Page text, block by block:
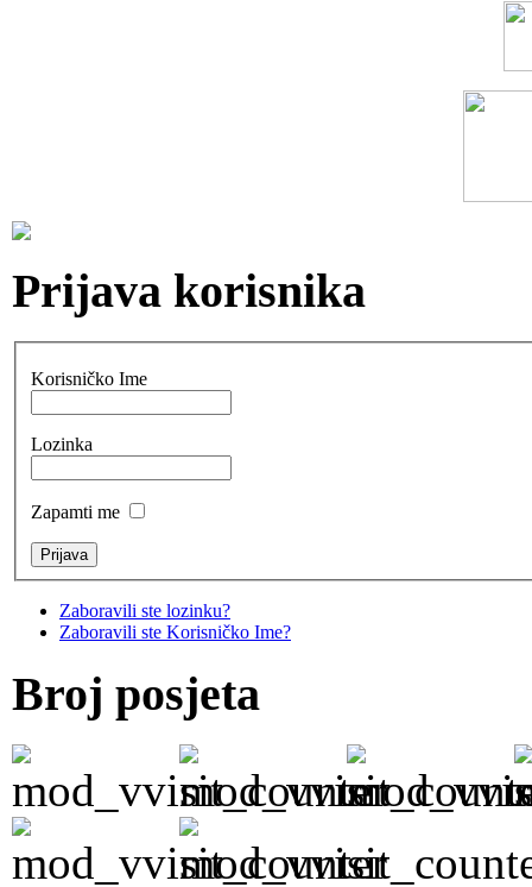
Prijava korisnika
Korisničko Ime
Lozinka
Zapamti me
Zaboravili ste lozinku?
Zaboravili ste Korisničko Ime?
Broj posjeta